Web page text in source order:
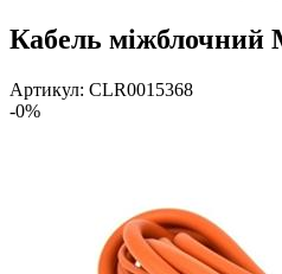
Кабель міжблочний
Артикул: CLR0015368
-0%